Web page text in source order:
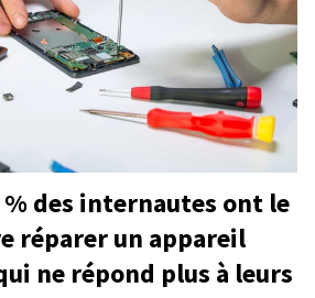
des internautes ont le
réparer un appareil
ne répond plus à leurs